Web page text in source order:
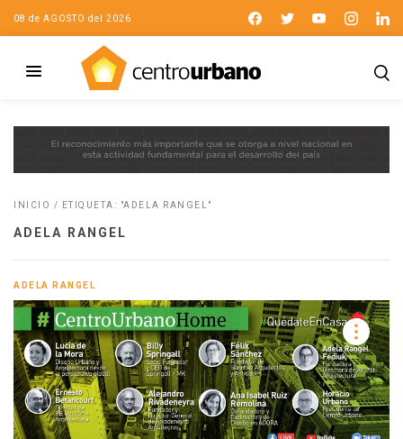
08 de AGOSTO del 2026
INICIO / ETIQUETA: "ADELA RANGEL"
ADELA RANGEL
ADELA RANGEL